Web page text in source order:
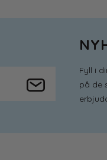
Fyll i
på de